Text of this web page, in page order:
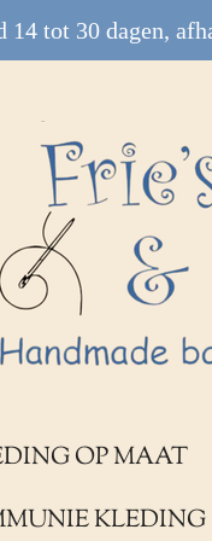
14 tot 30 dagen,
OP MAAT
KLEDING